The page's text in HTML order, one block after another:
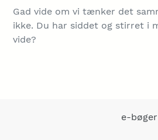
produkt
din
indkøbskurv
Gad vide om vi tænker det
ikke. Du har siddet og stirret i
vide?
e-bøger